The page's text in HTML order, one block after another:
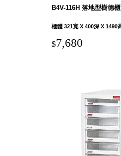
B4V-116H 落地型樹德櫃
$7,680